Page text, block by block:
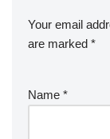
Your email
are marked *
Name *